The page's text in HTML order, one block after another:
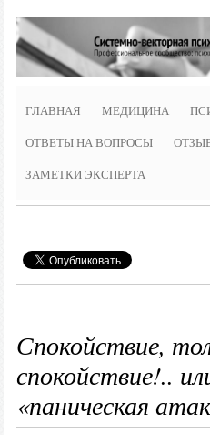
ГЛАВНАЯ МЕДИЦИНА
ОТВЕТЫ НА ВОПРОСЫ
ЗАМЕТКИ ЭКСПЕРТА
Спокойствие,
спокойствие!..
«паническая